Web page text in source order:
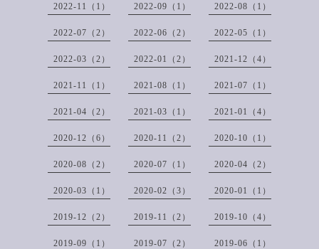
2022-11（1） 2022-09（1） 2022-08（1）
2022-07（2） 2022-06（2） 2022-05（1）
2022-03（2） 2022-01（2） 2021-12（4）
2021-11（1） 2021-08（1） 2021-07（1）
2021-04（2） 2021-03（1） 2021-01（4）
2020-12（6） 2020-11（2） 2020-10（1）
2020-08（2） 2020-07（1） 2020-04（2）
2020-03（1） 2020-02（3） 2020-01（1）
2019-12（2） 2019-11（2） 2019-10（4）
2019-09（1） 2019-07（2） 2019-06（1）